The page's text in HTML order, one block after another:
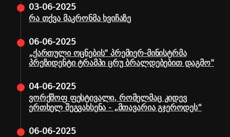
03-06-2025
რა თქვა მაკრონმა ხვიჩაზე
06-06-2025
„ქართული ოცნების" პრემიერ-მინისტრმა
პრეზიდენტი ტრამპი ცრუ ბრალდებებით დაგმო"
04-06-2025
ვორქშოფ ფესტივალი, რომელმაც კიდევ
ერთხელ შეგვახსენა - „მთავარია გჯეროდეს“
06-06-2025